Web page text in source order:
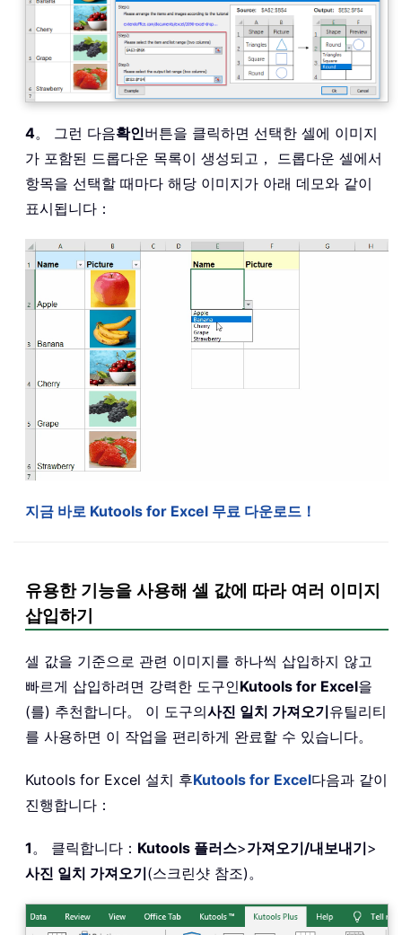
4。 그런 다음확인버튼을 클릭하면 선택한 셀에 이미지
가 포함된 드롭다운 목록이 생성되고， 드롭다운 셀에서
항목을 선택할 때마다 해당 이미지가 아래 데모와 같이
표시됩니다：
지금 바로 Kutools for Excel 무료 다운로드！
유용한 기능을 사용해 셀 값에 따라 여러 이미지
삽입하기
셀 값을 기준으로 관련 이미지를 하나씩 삽입하지 않고
빠르게 삽입하려면 강력한 도구인Kutools for Excel을
(를) 추천합니다。 이 도구의사진 일치 가져오기유틸리티
를 사용하면 이 작업을 편리하게 완료할 수 있습니다。
Kutools for Excel 설치 후Kutools for Excel다음과 같이
진행합니다：
1 。 클릭합니다： Kutools 플러스>가져오기/내보내기>
사진 일치 가져오기(스크린샷 참조)。